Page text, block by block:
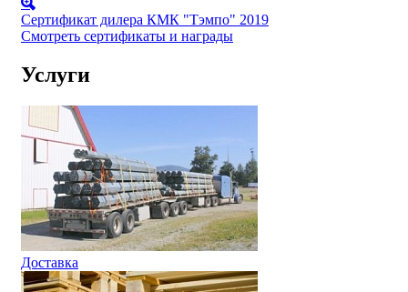
Сертификат дилера КМК "Тэмпо" 2019
Смотреть сертификаты и награды
Услуги
Доставка